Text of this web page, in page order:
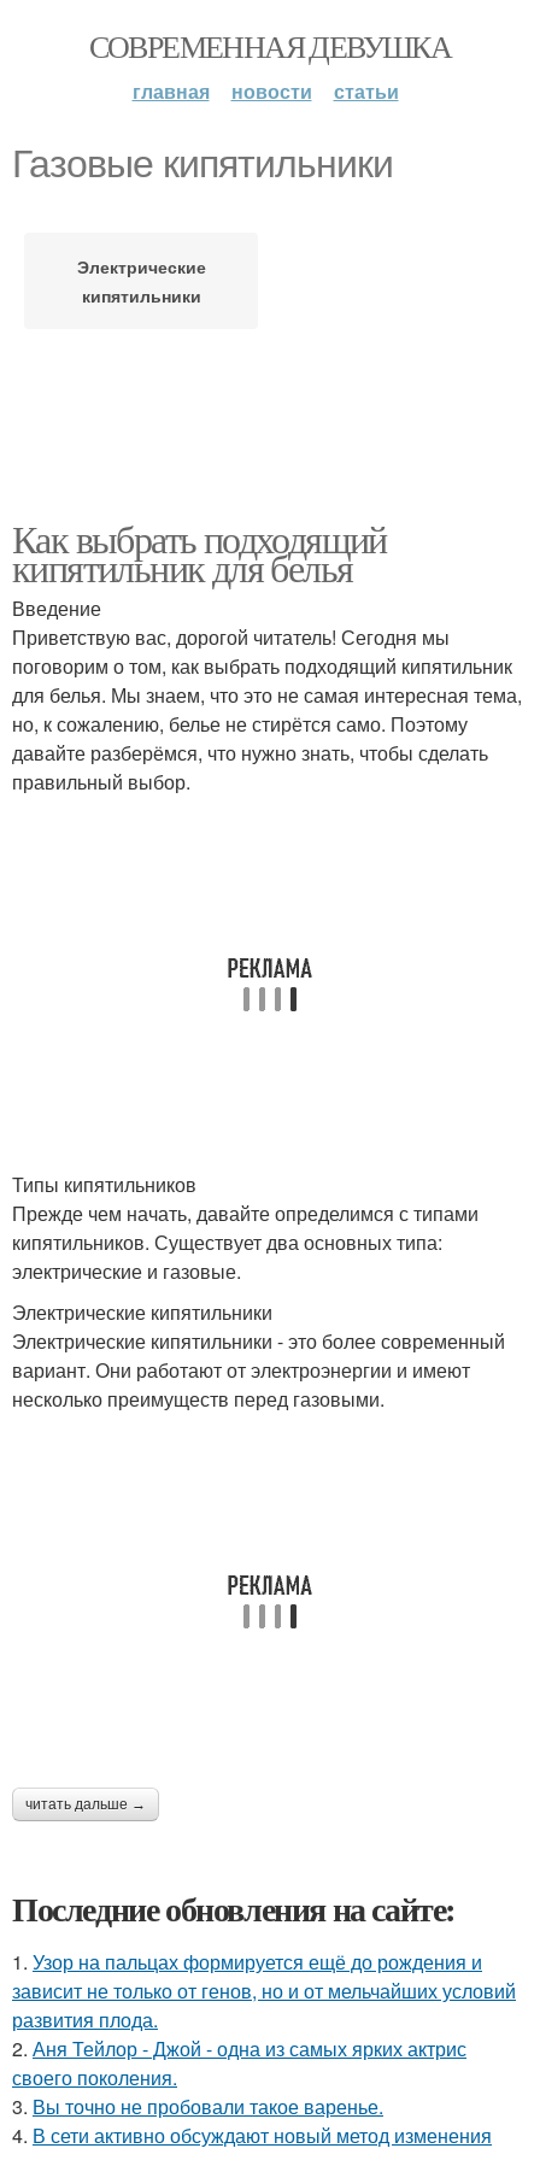
СОВРЕМЕННАЯ ДЕВУШКА
главная новости статьи
Газовые кипятильники
Электрические
кипятильники
Как выбрать подходящий
кипятильник для белья
Введение
Приветствую вас, дорогой читатель! Сегодня мы
поговорим о том, как выбрать подходящий кипятильник
для белья. Мы знаем, что это не самая интересная тема,
но, к сожалению, белье не стирётся само. Поэтому
давайте разберёмся, что нужно знать, чтобы сделать
правильный выбор.
Типы кипятильников
Прежде чем начать, давайте определимся с типами
кипятильников. Существует два основных типа:
электрические и газовые.
Электрические кипятильники
Электрические кипятильники - это более современный
вариант. Они работают от электроэнергии и имеют
несколько преимуществ перед газовыми.
читать дальше →
Последние обновления на сайте:
1. Узор на пальцах формируется ещё до рождения и
зависит не только от генов, но и от мельчайших условий
развития плода.
2. Аня Тейлор - Джой - одна из самых ярких актрис
своего поколения.
3. Вы точно не пробовали такое варенье.
4. В сети активно обсуждают новый метод изменения